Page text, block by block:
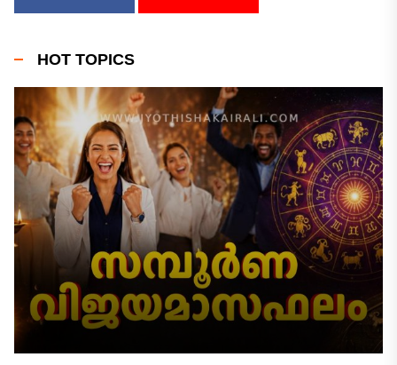
HOT TOPICS